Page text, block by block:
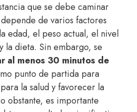
que se debe caminar
de varios factores
edad, el peso actual, el nivel
la dieta. Sin embargo, se
al menos 30 minutos de
punto de partida para
la salud y favorecer la
obstante, es importante